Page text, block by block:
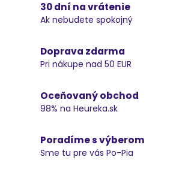
30 dní na vrátenie
Ak nebudete spokojný
Doprava zdarma
Pri nákupe nad 50 EUR
Oceňovaný obchod
98% na Heureka.sk
Poradíme s výberom
Sme tu pre vás Po-Pia